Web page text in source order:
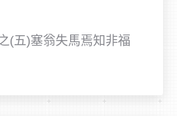
(五)塞翁失馬焉知非福